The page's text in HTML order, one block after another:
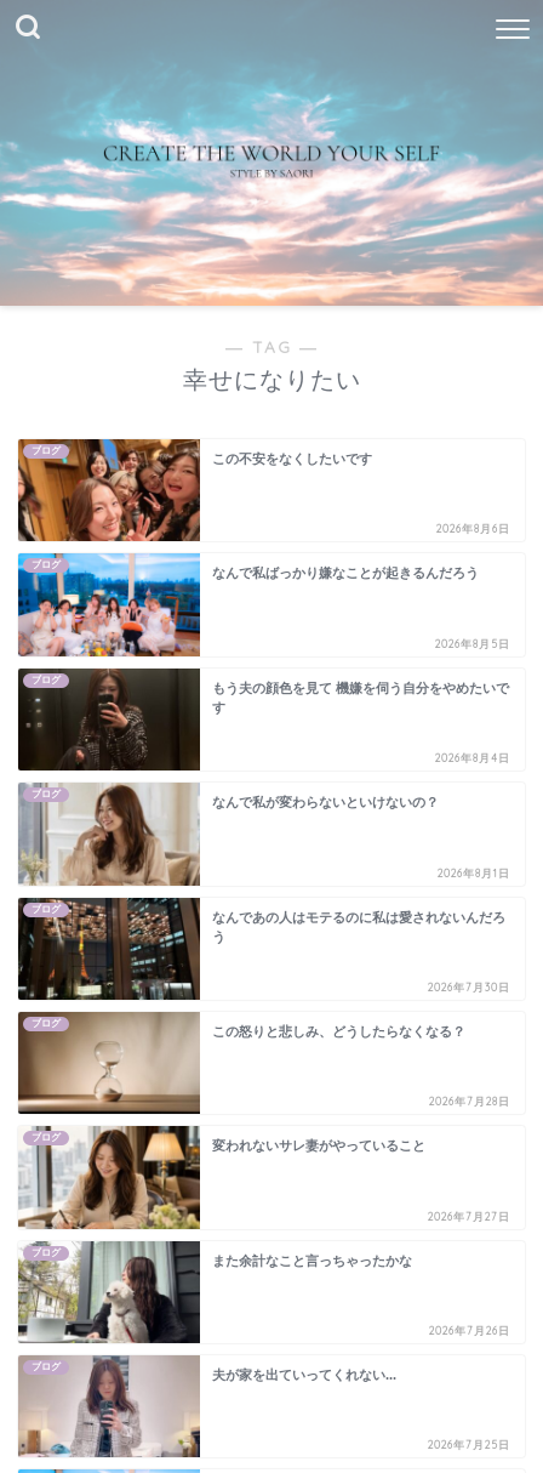
― TAG ―
幸せになりたい
ブログ
この不安をなくしたいです
2026年8月6日
ブログ
なんで私ばっかり嫌なことが起きるんだろう
2026年8月5日
ブログ
もう夫の顔色を見て 機嫌を伺う自分をやめたいで
す
2026年8月4日
ブログ
なんで私が変わらないといけないの？
2026年8月1日
ブログ
なんであの人はモテるのに私は愛されないんだろ
う
2026年7月30日
ブログ
この怒りと悲しみ、どうしたらなくなる？
2026年7月28日
ブログ
変われないサレ妻がやっていること
2026年7月27日
ブログ
また余計なこと言っちゃったかな
2026年7月26日
ブログ
夫が家を出ていってくれない...
2026年7月25日